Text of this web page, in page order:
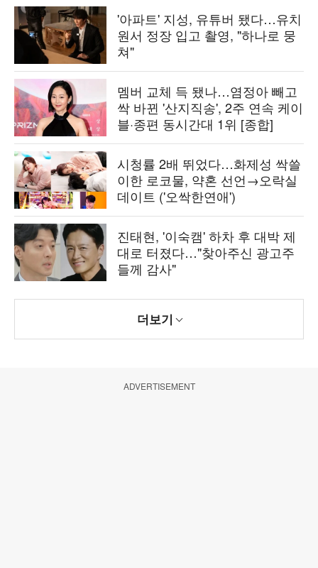
'아파트' 지성, 유튜버 됐다…유치
원서 정장 입고 촬영, "하나로 뭉
쳐"
멤버 교체 득 됐나…염정아 빼고
싹 바뀐 '산지직송', 2주 연속 케이
블·종편 동시간대 1위 [종합]
시청률 2배 뛰었다…화제성 싹쓸
이한 로코물, 약혼 선언→오락실
데이트 ('오싹한연애')
진태현, '이숙캠' 하차 후 대박 제
대로 터졌다…"찾아주신 광고주
들께 감사"
더보기
ADVERTISEMENT